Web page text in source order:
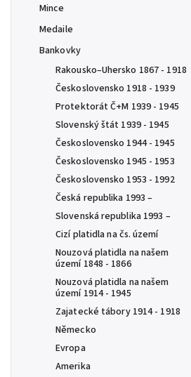
Mince
Medaile
Bankovky
Rakousko–Uhersko 1867 - 1918
Československo 1918 - 1939
Protektorát Č+M 1939 - 1945
Slovenský štát 1939 - 1945
Československo 1944 - 1945
Československo 1945 - 1953
Československo 1953 - 1992
Česká republika 1993 –
Slovenská republika 1993 –
Cizí platidla na čs. území
Nouzová platidla na našem
území 1848 - 1866
Nouzová platidla na našem
území 1914 - 1945
Zajatecké tábory 1914 - 1918
Německo
Evropa
Amerika